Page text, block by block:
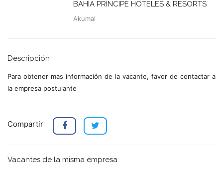
BAHÍA PRÍNCIPE HOTELES & RESORTS
Akumal
Descripción
Para obtener mas información de la vacante, favor de contactar a
la empresa postulante
Compartir
Vacantes de la misma empresa